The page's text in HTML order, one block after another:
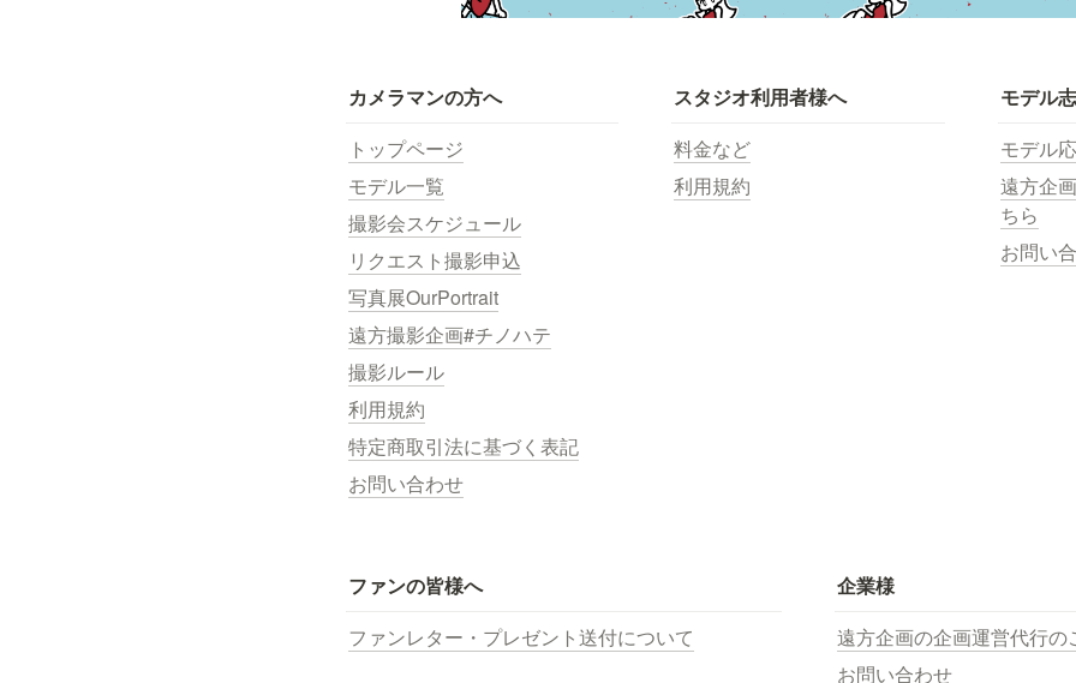
カメラマンの方へ
トップページ
モデル一覧
撮影会スケジュール
リクエスト撮影申込
写真展OurPortrait
遠方撮影企画#チノハテ
撮影ルール
利用規約
特定商取引法に基づく表記
お問い合わせ
スタジオ利用者様へ
料金など
利用規約
モデル
モデル
遠方企
ちら
お問い
ファンの皆様へ
ファンレター・プレゼント送付について
企業様
遠方企画の企画運営代行の
お問い合わせ